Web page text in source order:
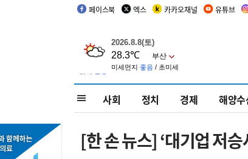
페이스북 엑스 카카오채널 유튜브
사회 정치 경제 해양
[한 손 뉴스] ‘대기업 저